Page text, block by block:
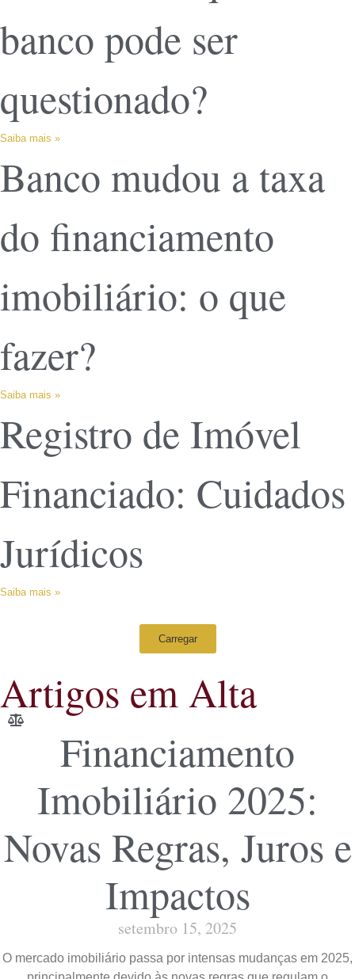
banco pode ser
questionado?
Saiba mais »
Banco mudou a taxa
do financiamento
imobiliário: o que
fazer?
Saiba mais »
Registro de Imóvel
Financiado: Cuidados
Jurídicos
Saiba mais »
Carregar
Artigos em Alta
Financiamento
Imobiliário 2025:
Novas Regras, Juros e
Impactos
setembro 15, 2025
O mercado imobiliário passa por intensas mudanças em 2025,